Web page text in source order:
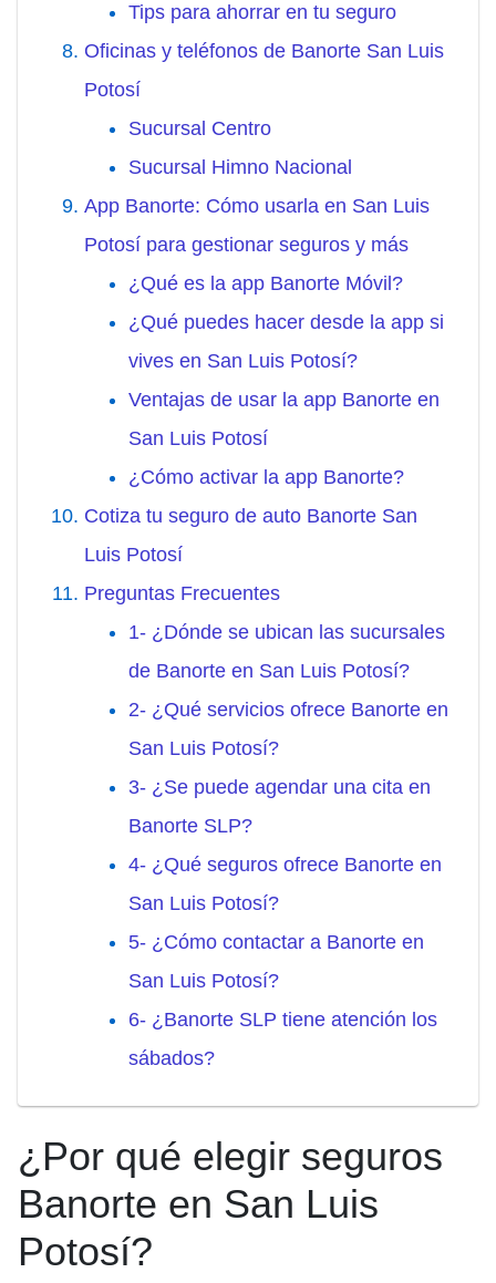
Tips para ahorrar en tu seguro
Oficinas y teléfonos de Banorte San Luis
Potosí
Sucursal Centro
Sucursal Himno Nacional
App Banorte: Cómo usarla en San Luis
Potosí para gestionar seguros y más
¿Qué es la app Banorte Móvil?
¿Qué puedes hacer desde la app si
vives en San Luis Potosí?
Ventajas de usar la app Banorte en
San Luis Potosí
¿Cómo activar la app Banorte?
Cotiza tu seguro de auto Banorte San
Luis Potosí
Preguntas Frecuentes
1- ¿Dónde se ubican las sucursales
de Banorte en San Luis Potosí?
2- ¿Qué servicios ofrece Banorte en
San Luis Potosí?
3- ¿Se puede agendar una cita en
Banorte SLP?
4- ¿Qué seguros ofrece Banorte en
San Luis Potosí?
5- ¿Cómo contactar a Banorte en
San Luis Potosí?
6- ¿Banorte SLP tiene atención los
sábados?
¿Por qué elegir seguros
Banorte en San Luis
Potosí?